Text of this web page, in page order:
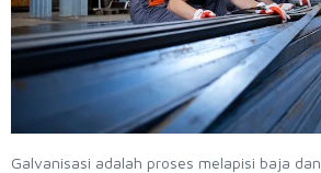
Galvanisasi adalah proses melapisi baja